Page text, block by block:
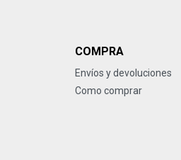
COMPRA
Envíos y devoluciones
Como comprar